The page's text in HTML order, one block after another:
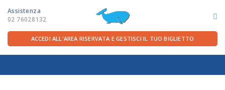
Assistenza
02 76028132
ITA FRA DEU ENG
ACCEDI ALL'AREA RISERVATA E GESTISCI IL TUO BIGLIETTO